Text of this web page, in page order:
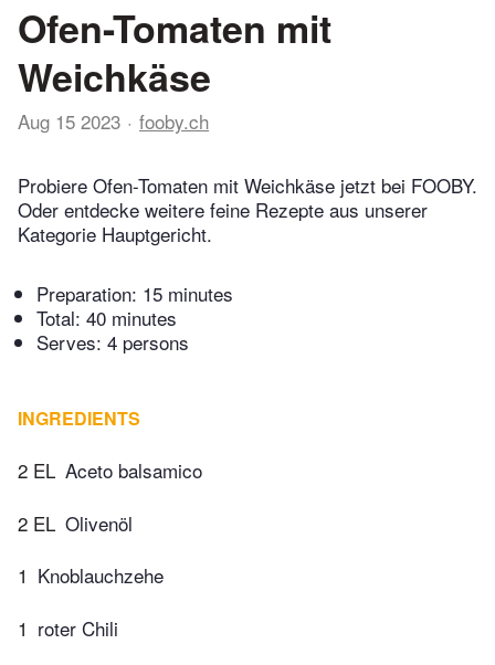
Ofen-Tomaten mit
Weichkäse
Aug 15 2023 fooby.ch
Probiere Ofen-Tomaten mit Weichkäse jetzt bei FOOBY.
Oder entdecke weitere feine Rezepte aus unserer
Kategorie Hauptgericht.
Preparation: 15 minutes
Total: 40 minutes
Serves: 4 persons
INGREDIENTS
2 EL Aceto balsamico
2 EL Olivenöl
1 Knoblauchzehe
1 roter Chili